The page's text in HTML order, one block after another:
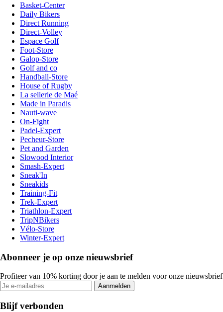
Basket-Center
Daily Bikers
Direct Running
Direct-Volley
Espace Golf
Foot-Store
Galop-Store
Golf and co
Handball-Store
House of Rugby
La sellerie de Maé
Made in Paradis
Nauti-wave
On-Fight
Padel-Expert
Pecheur-Store
Pet and Garden
Slowood Interior
Smash-Expert
Sneak'In
Sneakids
Training-Fit
Trek-Expert
Triathlon-Expert
TripNBikers
Vélo-Store
Winter-Expert
Abonneer je op onze nieuwsbrief
Profiteer van 10% korting door je aan te melden voor onze nieuwsbrief
Aanmelden
Blijf verbonden